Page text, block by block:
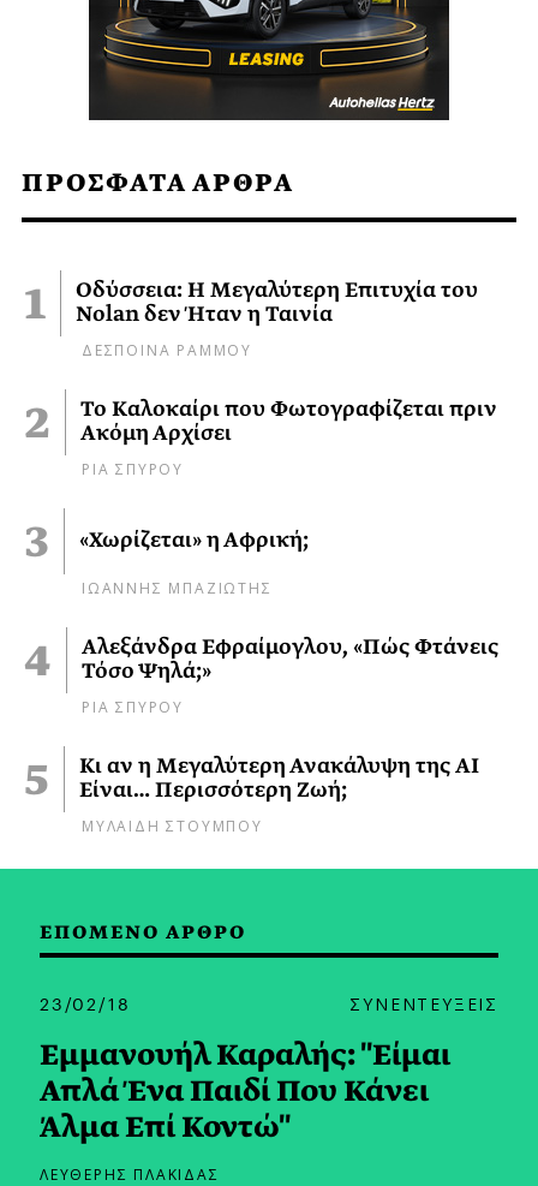
ΠΡΟΣΦΑΤΑ ΑΡΘΡΑ
Οδύσσεια: Η Μεγαλύτερη Επιτυχία του
Nolan δεν Ήταν η Ταινία
ΔΕΣΠΟΙΝΑ ΡΑΜΜΟΥ
Το Καλοκαίρι που Φωτογραφίζεται πριν
Ακόμη Αρχίσει
ΡΙΑ ΣΠΥΡΟΥ
«Χωρίζεται» η Αφρική;
ΙΩΑΝΝΗΣ ΜΠΑΖΙΩΤΗΣ
Αλεξάνδρα Εφραίμογλου, «Πώς Φτάνεις
Τόσο Ψηλά;»
ΡΙΑ ΣΠΥΡΟΥ
Κι αν η Μεγαλύτερη Ανακάλυψη της AI
Είναι… Περισσότερη Ζωή;
ΜΥΛΑΙΔΗ ΣΤΟΥΜΠΟΥ
ΕΠΟΜΕΝΟ ΑΡΘΡΟ
23/02/18 ΣΥΝΕΝΤΕΥΞΕΙΣ
Εμμανουήλ Καραλής: "Είμαι
Απλά Ένα Παιδί Που Κάνει
Άλμα Επί Κοντώ"
ΛΕΥΘΕΡΗΣ ΠΛΑΚΙΔΑΣ